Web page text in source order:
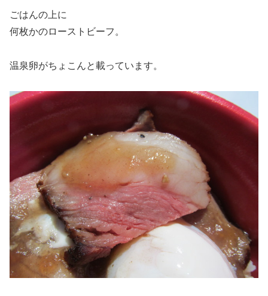
ごはんの上に
何枚かのローストビーフ。
温泉卵がちょこんと載っています。